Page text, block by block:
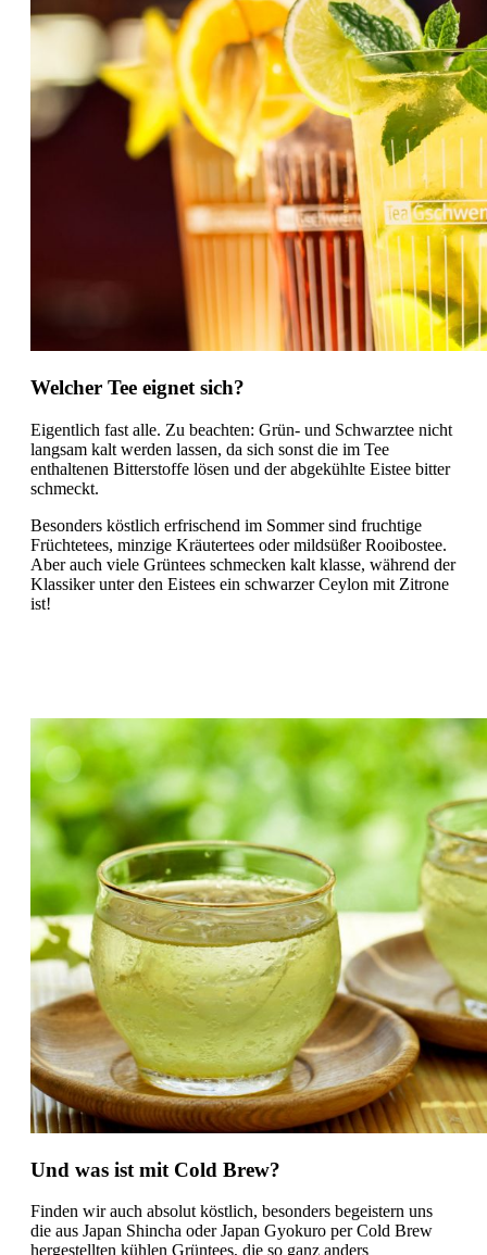
Welcher Tee eignet sich?
Eigentlich fast alle. Zu beachten: Grün- und Schwarztee nicht
langsam kalt werden lassen, da sich sonst die im Tee
enthaltenen Bitterstoffe lösen und der abgekühlte Eistee bitter
schmeckt.
Besonders köstlich erfrischend im Sommer sind fruchtige
Früchtetees, minzige Kräutertees oder mildsüßer Rooibostee.
Aber auch viele Grüntees schmecken kalt klasse, während der
Klassiker unter den Eistees ein schwarzer Ceylon mit Zitrone
ist!
Und was ist mit Cold Brew?
Finden wir auch absolut köstlich, besonders begeistern uns
die aus Japan Shincha oder Japan Gyokuro per Cold Brew
hergestellten kühlen Grüntees, die so ganz anders